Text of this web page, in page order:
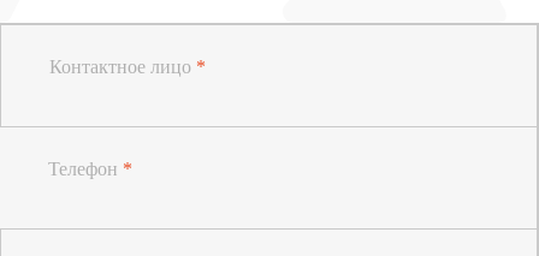
Контактное лицо *
Телефон *